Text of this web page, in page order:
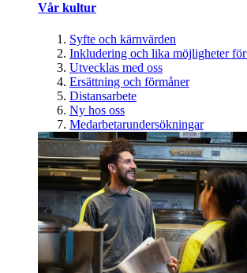
Vår kultur
Syfte och kärnvärden
Inkludering och lika möjligheter
Utvecklas med oss
Ersättning och förmåner
Distansarbete
Ny hos oss
Medarbetarundersökningar